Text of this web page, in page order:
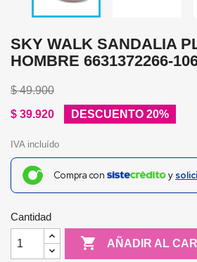
SKY WALK SANDALIA
HOMBRE 6631372266-
$ 49.900
$ 39.920
DESCUENTO 20%
IVA incluído
Compra con y
Cantidad
 AÑADIR AL